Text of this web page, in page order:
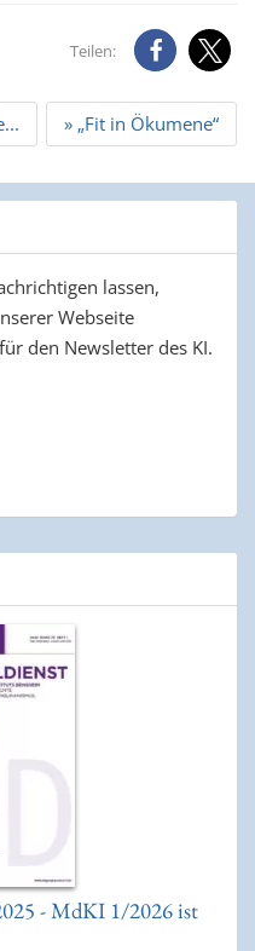
Teilen:
» „Fit in Ökumene“
lassen,
Webseite
den Newsletter des KI.
- MdKI 1/2026 ist